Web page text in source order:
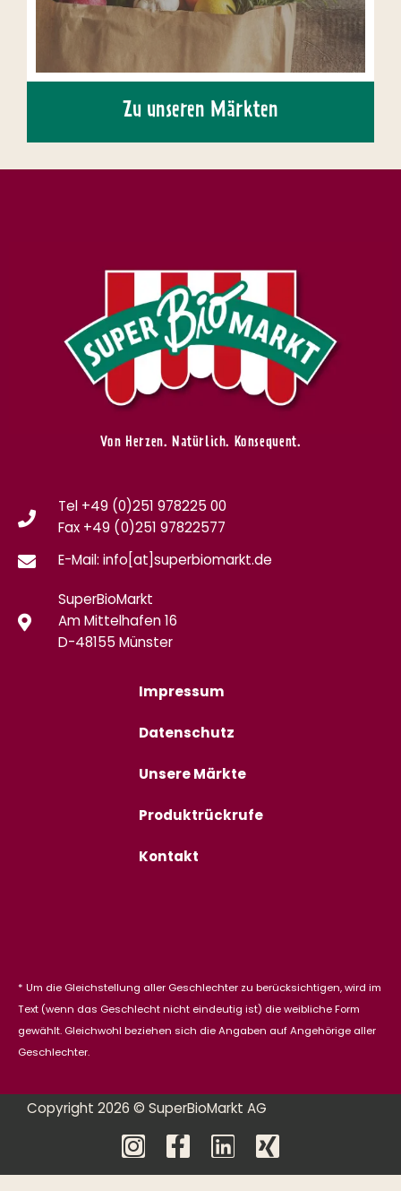
Zu unseren Märkten
Von Herzen. Natürlich. Konsequent.
Tel +49 (0)251 978225 00
Fax +49 (0)251 97822577
E-Mail: info[at]superbiomarkt.de
SuperBioMarkt
Am Mittelhafen 16
D-48155 Münster
Impressum
Datenschutz
Unsere Märkte
Produktrückrufe
Kontakt
* Um die Gleichstellung aller Geschlechter zu berücksichtigen, wird im
Text (wenn das Geschlecht nicht eindeutig ist) die weibliche Form
gewählt. Gleichwohl beziehen sich die Angaben auf Angehörige aller
Geschlechter.
Copyright 2026 © SuperBioMarkt AG